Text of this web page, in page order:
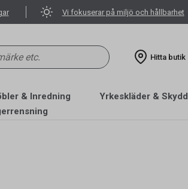
Vi fokuserar på miljö och hållbarhet
Hitta butik
& Inredning Yrkeskläder & Skydd